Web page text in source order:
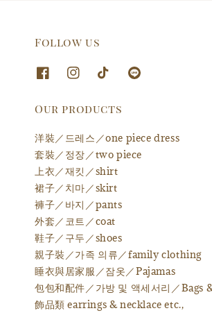
Follow us
Our products
洋裝／드레스／one piece dress
套裝／정장／two piece
上衣／재킷／shirt
裙子／치마／skirt
褲子／바지／pants
外套／코트／coat
鞋子／구두／shoes
親子裝／가족 의류／family clothing
睡衣與居家服／잠옷／Pajamas
包包和配件／가방 및 액세서리／Bags
飾品類 earrings & necklace etc.,